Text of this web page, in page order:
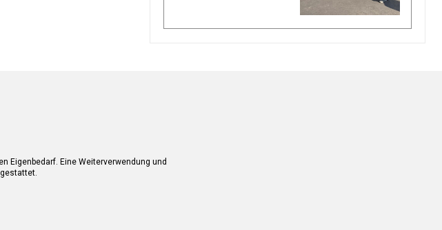
Eigenbedarf. Eine Weiterverwendung und